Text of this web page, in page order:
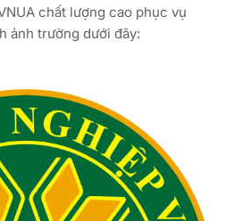
chất lượng cao phục vụ
ảnh trường dưới đây: